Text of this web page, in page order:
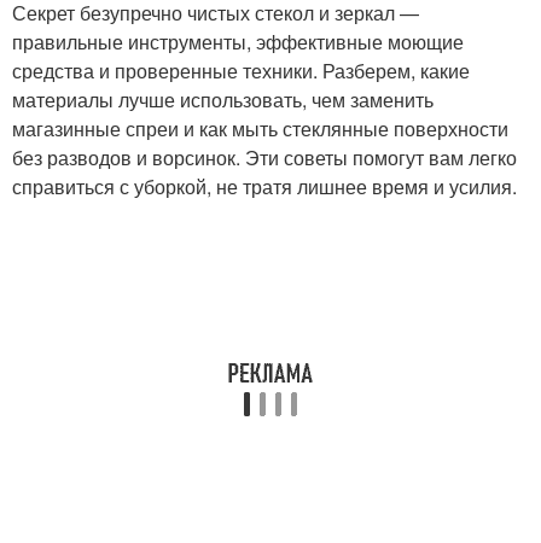
Секрет безупречно чистых стекол и зеркал —
правильные инструменты, эффективные моющие
средства и проверенные техники. Разберем, какие
материалы лучше использовать, чем заменить
магазинные спреи и как мыть стеклянные поверхности
без разводов и ворсинок. Эти советы помогут вам легко
справиться с уборкой, не тратя лишнее время и усилия.